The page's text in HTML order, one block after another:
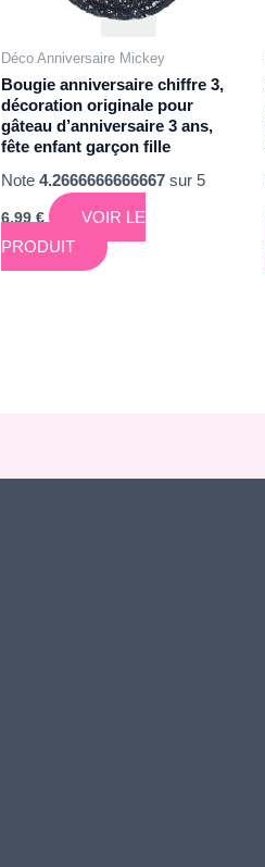
Déco Anniversaire Mickey
Bougie anniversaire chiffre 3,
décoration originale pour
gâteau d’anniversaire 3 ans,
fête enfant garçon fille
Note4.2666666666667 sur 5
6,99€
VOIR LE
PRODUIT